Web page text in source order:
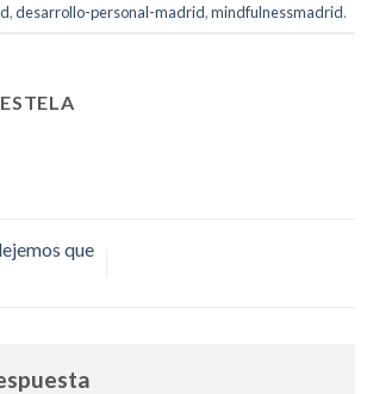
,desarrollo-personal-madrid,mindfulnessmadrid.
ESTELA
que